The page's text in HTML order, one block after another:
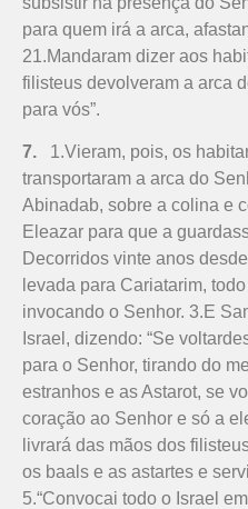
para quem irá a arca,
21.Mandaram dizer aos
filisteus devolveram a arca
para vós”.
7. 1.Vieram, pois, os
transportaram a arca do
Abinadab, sobre a colina e
Eleazar para que a
Decorridos vinte anos
levada para Cariatarim,
invocando o Senhor. 3.E
Israel, dizendo: “Se
para o Senhor, tirando do
estranhos e as Astarot, se
coração ao Senhor e só a
livrará das mãos dos
os baals e as astartes e
5.“Convocai todo o Israel